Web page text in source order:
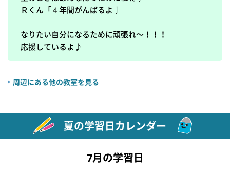
Ｒくん「４年間がんばるよ亅
なりたい自分になるために頑張れ〜！！！
周辺にある他の教室を見る
夏の学習日カレンダー
7月の学習日